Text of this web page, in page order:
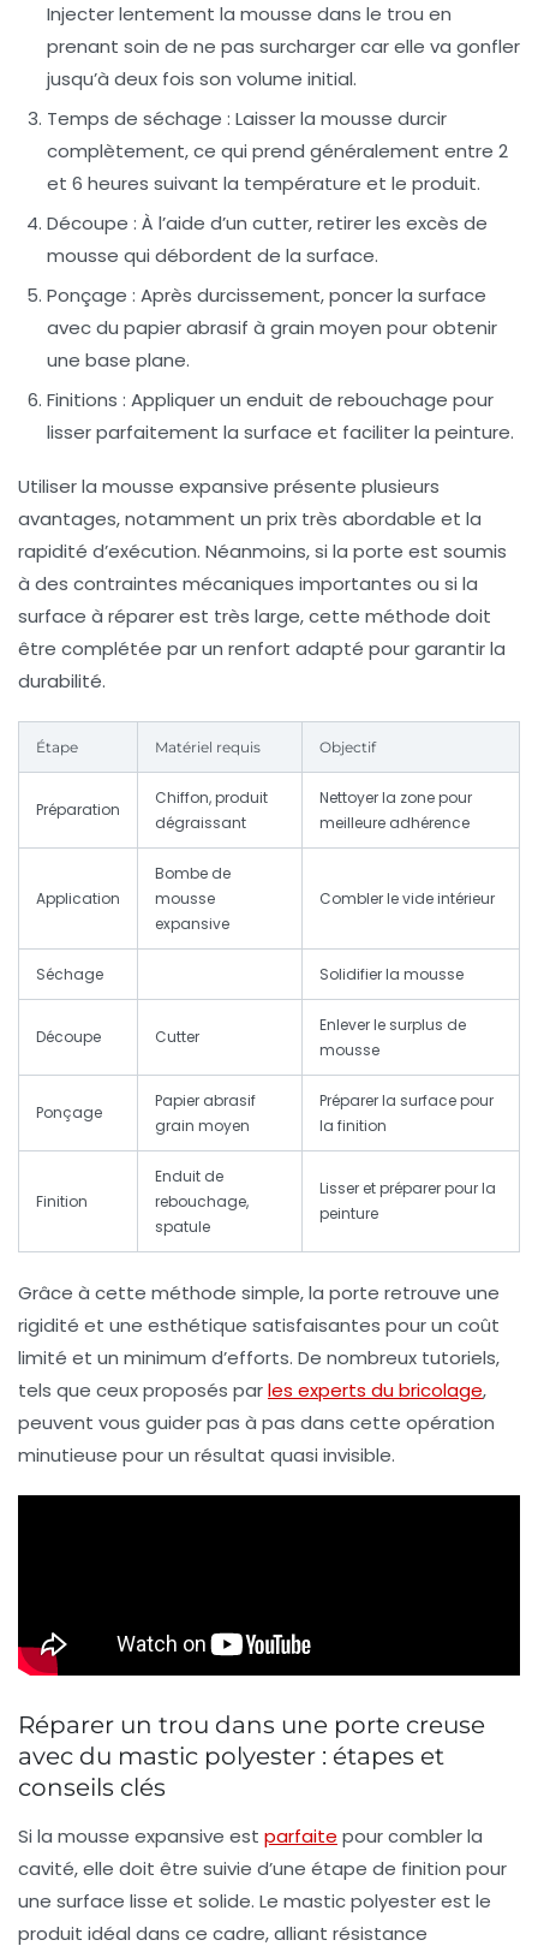
Injecter lentement la mousse dans le trou en
prenant soin de ne pas surcharger car elle va gonfler
jusqu’à deux fois son volume initial.
Temps de séchage : Laisser la mousse durcir
complètement, ce qui prend généralement entre 2
et 6 heures suivant la température et le produit.
Découpe : À l’aide d’un cutter, retirer les excès de
mousse qui débordent de la surface.
Ponçage : Après durcissement, poncer la surface
avec du papier abrasif à grain moyen pour obtenir
une base plane.
Finitions : Appliquer un enduit de rebouchage pour
lisser parfaitement la surface et faciliter la peinture.
Utiliser la mousse expansive présente plusieurs
avantages, notamment un prix très abordable et la
rapidité d’exécution. Néanmoins, si la porte est soumis
à des contraintes mécaniques importantes ou si la
surface à réparer est très large, cette méthode doit
être complétée par un renfort adapté pour garantir la
durabilité.
Étape Matériel requis Objectif
Préparation
Chiffon, produit
dégraissant
Nettoyer la zone pour
meilleure adhérence
Application
Bombe de
mousse
expansive
Combler le vide intérieur
Séchage Solidifier la mousse
Découpe Cutter
Enlever le surplus de
mousse
Ponçage
Papier abrasif
grain moyen
Préparer la surface pour
la finition
Finition
Enduit de
rebouchage,
spatule
Lisser et préparer pour la
peinture
Grâce à cette méthode simple, la porte retrouve une
rigidité et une esthétique satisfaisantes pour un coût
limité et un minimum d’efforts. De nombreux tutoriels,
tels que ceux proposés parles experts du bricolage,
peuvent vous guider pas à pas dans cette opération
minutieuse pour un résultat quasi invisible.
Réparer un trou dans une porte creuse
avec du mastic polyester : étapes et
conseils clés
Si la mousse expansive est parfaite pour combler la
cavité, elle doit être suivie d’une étape de finition pour
une surface lisse et solide. Le mastic polyesterest le
produit idéal dans ce cadre, alliant résistance